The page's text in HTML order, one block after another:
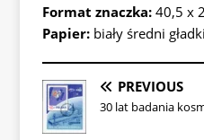
Format znaczka: 40,5 x
Papier: biały średni
PREVIOUS
30 lat badania